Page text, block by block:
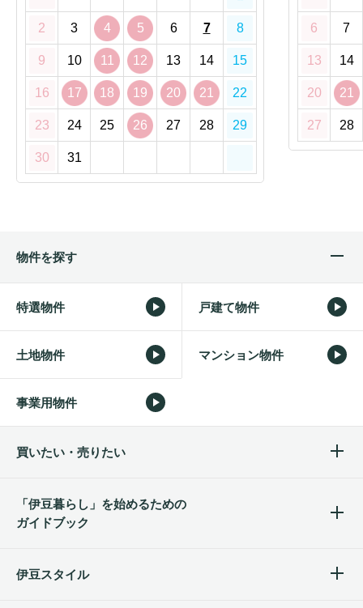
2 3 4 5 6 7 8
9 10 11 12 13 14 15
16 17 18 19 20 21 22
23 24 25 26 27 28 29
30 31
6 7
13 14
20 21
27 28
物件を探す
特選物件 戸建て物件
土地物件 マンション物件
事業用物件
買いたい・売りたい
「伊豆暮らし」を始めるための
ガイドブック
伊豆スタイル